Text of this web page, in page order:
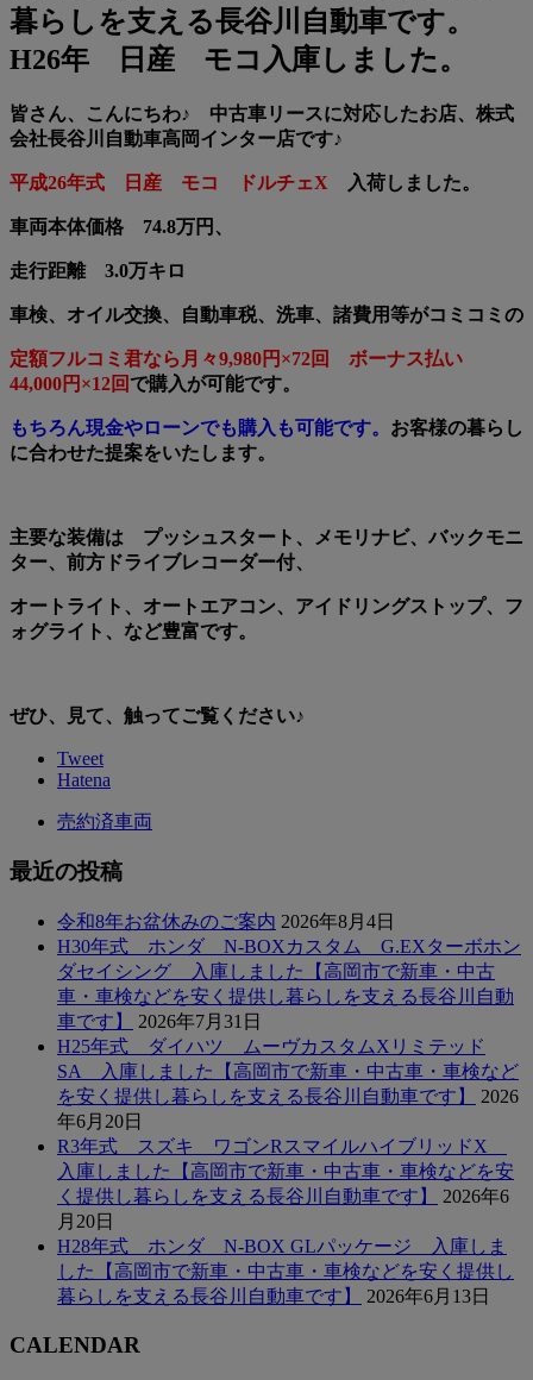
暮らしを支える長谷川自動車です。
H26年 日産 モコ入庫しました。
皆さん、こんにちわ♪ 中古車リースに対応したお店、株式
会社長谷川自動車高岡インター店です♪
平成26年式 日産 モコ ドルチェX 入荷しました。
車両本体価格 74.8万円、
走行距離 3.0万キロ
車検、オイル交換、自動車税、洗車、諸費用等がコミコミの
定額フルコミ君なら月々9,980円×72回 ボーナス払い
44,000円×12回 で購入が可能です。
もちろん現金やローンでも購入も可能です。 お客様の暮らし
に合わせた提案をいたします。
主要な装備は プッシュスタート、メモリナビ、バックモニ
ター、前方ドライブレコーダー付、
オートライト、オートエアコン、アイドリングストップ、フ
ォグライト、など豊富です。
ぜひ、見て、触ってご覧ください♪
Tweet
Hatena
売約済車両
最近の投稿
令和8年お盆休みのご案内 2026年8月4日
H30年式 ホンダ N-BOXカスタム G.EXターボホン
ダセイシング 入庫しました【高岡市で新車・中古
車・車検などを安く提供し暮らしを支える長谷川自動
車です】
2026年7月31日
H25年式 ダイハツ ムーヴカスタムXリミテッド
SA 入庫しました【高岡市で新車・中古車・車検など
を安く提供し暮らしを支える長谷川自動車です】
2026
年6月20日
R3年式 スズキ ワゴンRスマイルハイブリッドX
入庫しました【高岡市で新車・中古車・車検などを安
く提供し暮らしを支える長谷川自動車です】
2026年6
月20日
H28年式 ホンダ N-BOX GLパッケージ 入庫しま
した【高岡市で新車・中古車・車検などを安く提供し
暮らしを支える長谷川自動車です】
2026年6月13日
CALENDAR